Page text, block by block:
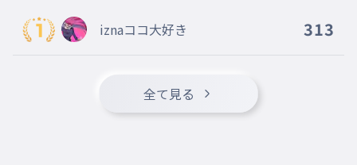
013 BLACKPINK
LESSERAFIM
iznaココ大好き 313
全て見る